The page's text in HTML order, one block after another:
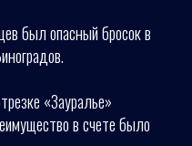
был опасный бросок в
«Зауралье»
в счете было